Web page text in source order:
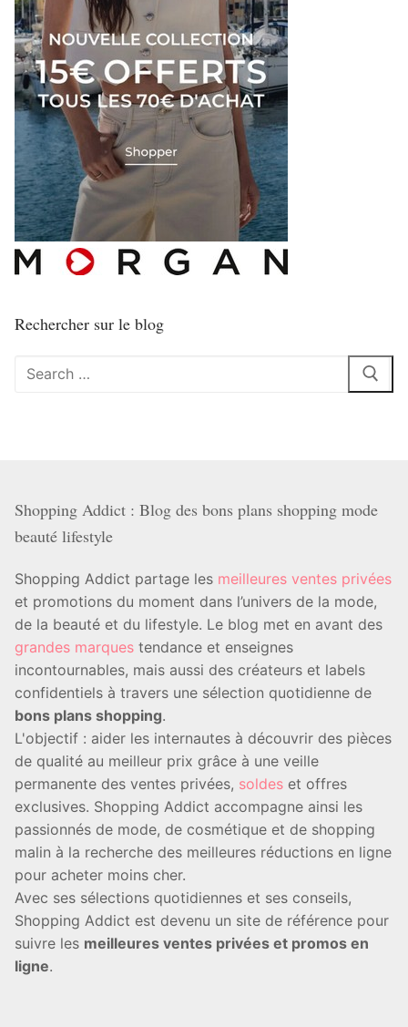
Rechercher sur le blog
Rechercher
Shopping Addict : Blog des bons plans shopping mode
beauté lifestyle
Shopping Addict partage les meilleures ventes privées
et promotions du moment dans l’univers de la mode,
de la beauté et du lifestyle. Le blog met en avant des
grandes marques tendance et enseignes
incontournables, mais aussi des créateurs et labels
confidentiels à travers une sélection quotidienne de
bons plans shopping.
L'objectif : aider les internautes à découvrir des pièces
de qualité au meilleur prix grâce à une veille
permanente des ventes privées, soldes et offres
exclusives. Shopping Addict accompagne ainsi les
passionnés de mode, de cosmétique et de shopping
malin à la recherche des meilleures réductions en ligne
pour acheter moins cher.
Avec ses sélections quotidiennes et ses conseils,
Shopping Addict est devenu un site de référence pour
suivre les meilleures ventes privées et promos en
ligne.